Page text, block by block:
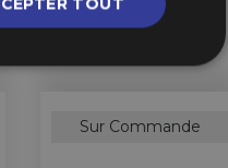
Sur Commande